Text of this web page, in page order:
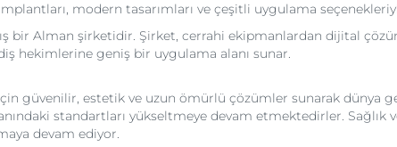
modern tasarımları ve çeşitli uygulama
bir Alman şirketidir. Şirket, cerrahi ekipmanlardan dijital
hekimlerine geniş bir uygulama alanı sunar.
güvenilir, estetik ve uzun ömürlü çözümler sunarak dünya
standartları yükseltmeye devam etmektedirler.
devam ediyor.